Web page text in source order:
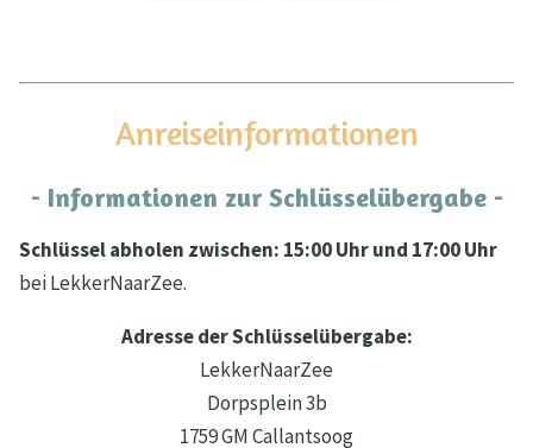
Anreiseinformationen
- Informationen zur Schlüsselübergabe -
Schlüssel abholen zwischen: 15:00 Uhr und 17:00 Uhr
bei LekkerNaarZee.
Adresse der Schlüsselübergabe:
LekkerNaarZee
Dorpsplein 3b
1759 GM Callantsoog